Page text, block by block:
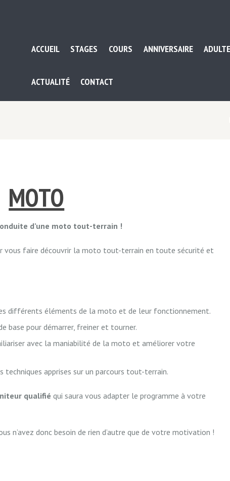
ACCUEIL STAGES COURS ANNIVERSAIRE
ACTUALITÉ CONTACT
MOTO
d’une moto tout-terrain !
vous faire découvrir la moto tout-terrain en toute sécurité et
différents éléments de la moto et de leur fonctionnement.
base pour démarrer, freiner et tourner.
avec la maniabilité de la moto et améliorer votre
techniques apprises sur un parcours tout-terrain.
qualifié qui saura vous adapter le programme à votre
n’avez donc besoin de rien d’autre que de votre motivation !